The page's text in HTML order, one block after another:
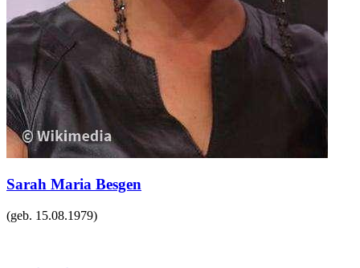
Sarah Maria Besgen
(geb. 15.08.1979)